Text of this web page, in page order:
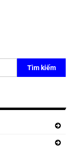
Tìm kiếm